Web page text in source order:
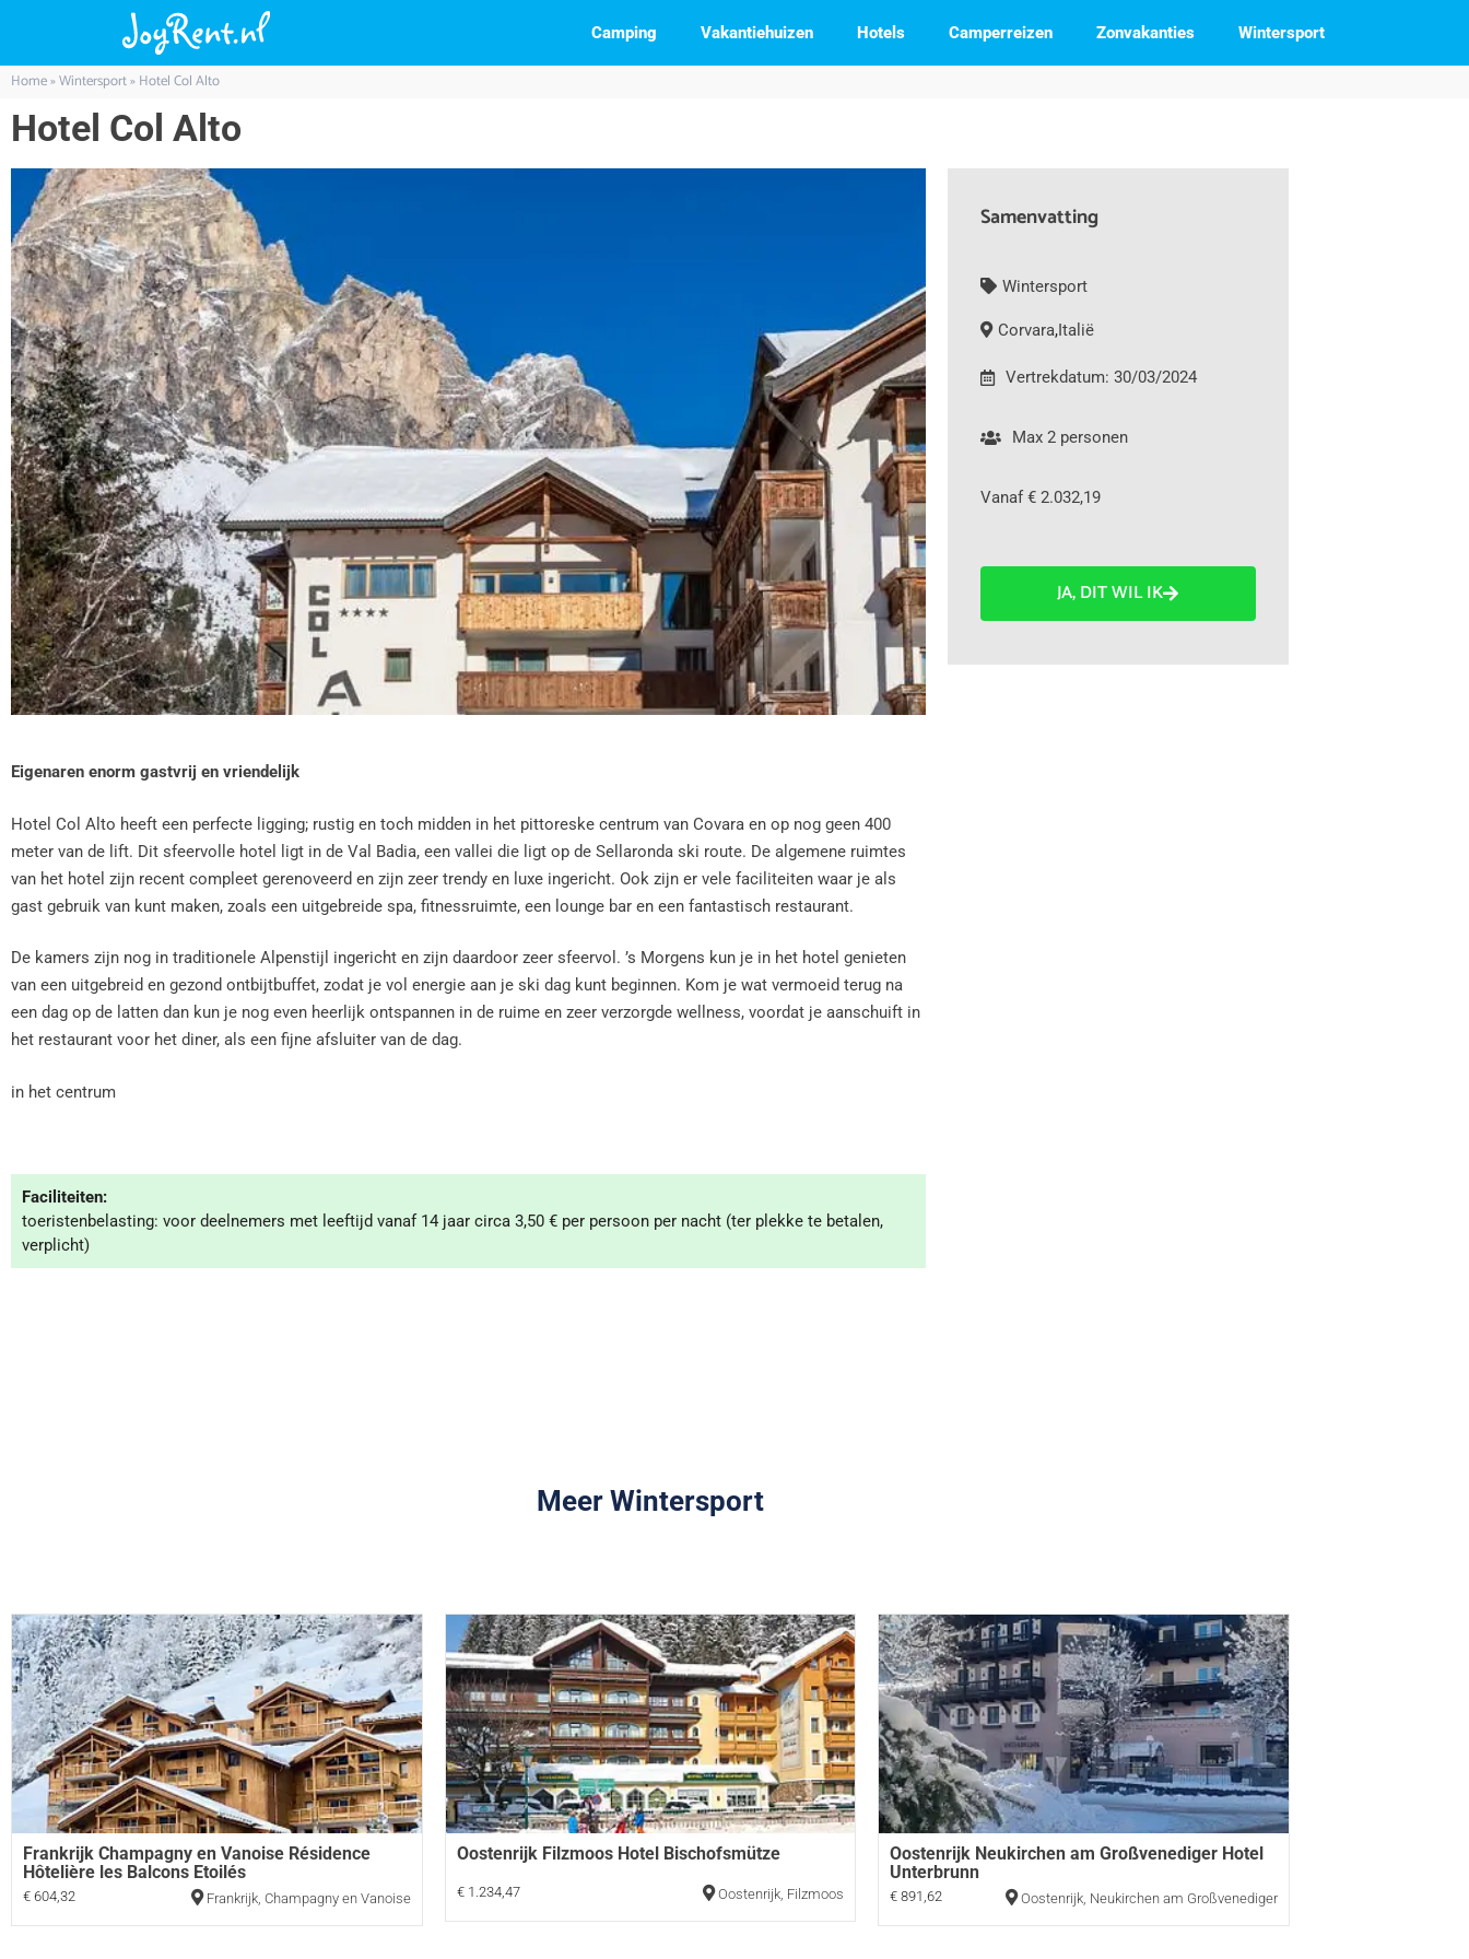
Camping Vakantiehuizen Hotels Camperreizen Zonvakanties Wintersport
Home»Wintersport»Hotel Col Alto
Hotel Col Alto
Eigenaren enorm gastvrij en vriendelijk
Hotel Col Alto heeft een perfecte ligging; rustig en toch midden in het pittoreske centrum van Covara en op nog geen 400
meter van de lift. Dit sfeervolle hotel ligt in de Val Badia, een vallei die ligt op de Sellaronda ski route. De algemene ruimtes
van het hotel zijn recent compleet gerenoveerd en zijn zeer trendy en luxe ingericht. Ook zijn er vele faciliteiten waar je als
gast gebruik van kunt maken, zoals een uitgebreide spa, fitnessruimte, een lounge bar en een fantastisch restaurant.
De kamers zijn nog in traditionele Alpenstijl ingericht en zijn daardoor zeer sfeervol. ’s Morgens kun je in het hotel genieten
van een uitgebreid en gezond ontbijtbuffet, zodat je vol energie aan je ski dag kunt beginnen. Kom je wat vermoeid terug na
een dag op de latten dan kun je nog even heerlijk ontspannen in de ruime en zeer verzorgde wellness, voordat je aanschuift in
het restaurant voor het diner, als een fijne afsluiter van de dag.
in het centrum
Faciliteiten:
toeristenbelasting: voor deelnemers met leeftijd vanaf 14 jaar circa 3,50 € per persoon per nacht (ter plekke te betalen,
verplicht)
Samenvatting
Wintersport
Corvara,Italië
Vertrekdatum: 30/03/2024
Max 2 personen
Vanaf € 2.032,19
JA, DIT WIL IK
Meer Wintersport
Frankrijk Champagny en Vanoise Résidence
Hôtelière les Balcons Etoilés
€ 604,32 Frankrijk, Champagny en Vanoise
Oostenrijk Filzmoos Hotel Bischofsmütze
€ 1.234,47 Oostenrijk, Filzmoos
Oostenrijk Neukirchen am Großvenediger Hotel
Unterbrunn
€ 891,62 Oostenrijk, Neukirchen am Großvenediger